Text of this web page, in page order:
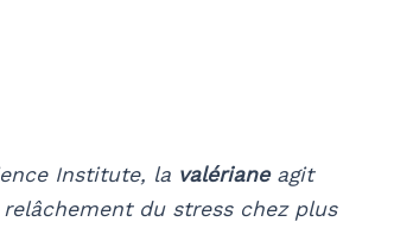
Institute, la valérianeagit
du stress chez plus